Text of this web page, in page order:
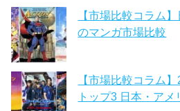
【市場比較コラム
のマンガ市場比較
【市場比較コラム
トップ3 日本・ア